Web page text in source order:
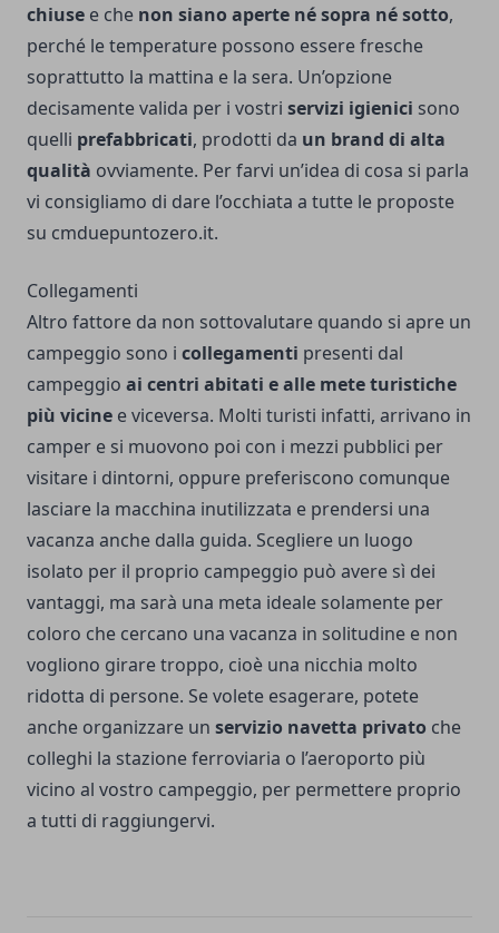
chiuse e che non siano aperte né sopra né sotto,
perché le temperature possono essere fresche
soprattutto la mattina e la sera. Un’opzione
decisamente valida per i vostri servizi igienici sono
quelli prefabbricati, prodotti da un brand di alta
qualità ovviamente. Per farvi un’idea di cosa si parla
vi consigliamo di dare l’occhiata a tutte le proposte
su cmduepuntozero.it.
Collegamenti
Altro fattore da non sottovalutare quando si apre un
campeggio sono i collegamenti presenti dal
campeggio ai centri abitati e alle mete turistiche
più vicine e viceversa. Molti turisti infatti, arrivano in
camper e si muovono poi con i mezzi pubblici per
visitare i dintorni, oppure preferiscono comunque
lasciare la macchina inutilizzata e prendersi una
vacanza anche dalla guida. Scegliere un luogo
isolato per il proprio campeggio può avere sì dei
vantaggi, ma sarà una meta ideale solamente per
coloro che cercano una vacanza in solitudine e non
vogliono girare troppo, cioè una nicchia molto
ridotta di persone. Se volete esagerare, potete
anche organizzare un servizio navetta privato che
colleghi la stazione ferroviaria o l’aeroporto più
vicino al vostro campeggio, per permettere proprio
a tutti di raggiungervi.